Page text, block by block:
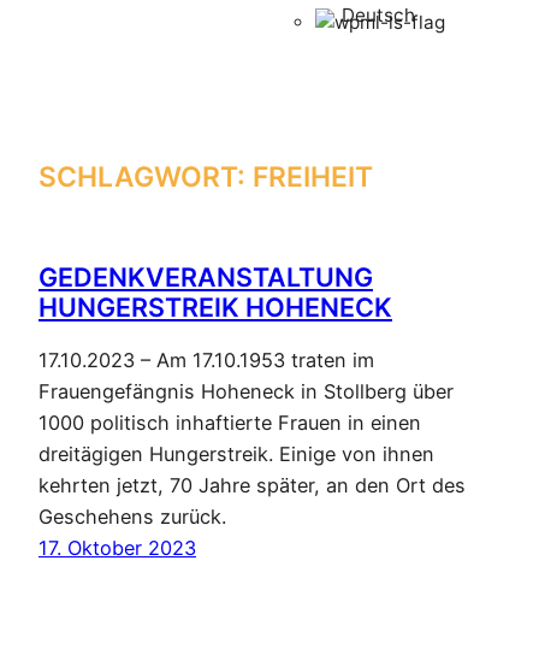
Deutsch
SCHLAGWORT: FREIHEIT
GEDENKVERANSTALTUNG
HUNGERSTREIK HOHENECK
17.10.2023 – Am 17.10.1953 traten im
Frauengefängnis Hoheneck in Stollberg über
1000 politisch inhaftierte Frauen in einen
dreitägigen Hungerstreik. Einige von ihnen
kehrten jetzt, 70 Jahre später, an den Ort des
Geschehens zurück.
17. Oktober 2023